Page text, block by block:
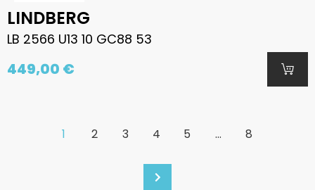
LINDBERG
LB 2566 U13 10 GC88 53
449,00 €
1 2 3 4 5 ... 8